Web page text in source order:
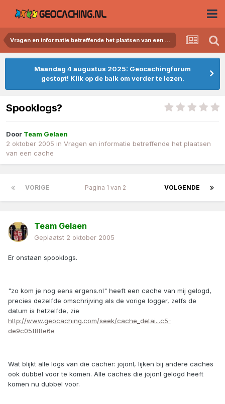
Vragen en informatie betreffende het plaatsen van een cache
Maandag 4 augustus 2025: Geocachingforum
gestopt! Klik op de balk om verder te lezen.
Spooklogs?
Door Team Gelaen
2 oktober 2005 in Vragen en informatie betreffende het plaatsen
van een cache
VORIGE VOLGENDE
Pagina 1 van 2
Team Gelaen
Geplaatst 2 oktober 2005
Er onstaan spooklogs.
"zo kom je nog eens ergens.nl" heeft een cache van mij gelogd,
precies dezelfde omschrijving als de vorige logger, zelfs de
datum is hetzelfde, zie
http://www.geocaching.com/seek/cache_detai...c5-
de9c05f88e6e
Wat blijkt alle logs van die cacher: jojonl, lijken bij andere caches
ook dubbel voor te komen. Alle caches die jojonl gelogd heeft
komen nu dubbel voor.